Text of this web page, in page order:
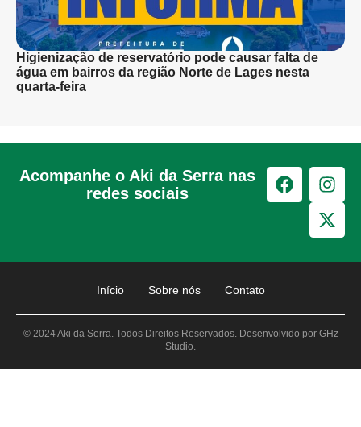
Higienização de reservatório pode causar falta de
água em bairros da região Norte de Lages nesta
quarta-feira
Acompanhe o Aki da Serra nas
redes sociais
Início Sobre nós Contato
© 2024 Aki da Serra. Todos Direitos Reservados. Desenvolvido por GHz
Studio.